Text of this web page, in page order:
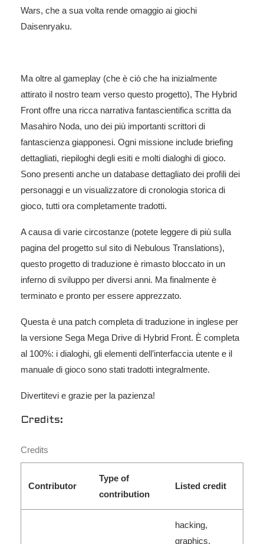
Wars, che a sua volta rende omaggio ai giochi
Daisenryaku.
Ma oltre al gameplay (che è ciò che ha inizialmente
attirato il nostro team verso questo progetto), The Hybrid
Front offre una ricca narrativa fantascientifica scritta da
Masahiro Noda, uno dei più importanti scrittori di
fantascienza giapponesi. Ogni missione include briefing
dettagliati, riepiloghi degli esiti e molti dialoghi di gioco.
Sono presenti anche un database dettagliato dei profili dei
personaggi e un visualizzatore di cronologia storica di
gioco, tutti ora completamente tradotti.
A causa di varie circostanze (potete leggere di più sulla
pagina del progetto sul sito di Nebulous Translations),
questo progetto di traduzione è rimasto bloccato in un
inferno di sviluppo per diversi anni. Ma finalmente è
terminato e pronto per essere apprezzato.
Questa è una patch completa di traduzione in inglese per
la versione Sega Mega Drive di Hybrid Front. È completa
al 100%: i dialoghi, gli elementi dell’interfaccia utente e il
manuale di gioco sono stati tradotti integralmente.
Divertitevi e grazie per la pazienza!
Credits:
Credits
Contributor
Type of
contribution
Listed credit
hacking,
graphics,